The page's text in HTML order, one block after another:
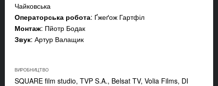
Чайковська
Операторська робота: Ґжеґож Гартфіл
Монтаж: Пйотр Бодак
Звук: Артур Валащик
ВИРОБНИЦТВО
SQUARE film studio, TVP S.A., Belsat TV, Volia Films, DI